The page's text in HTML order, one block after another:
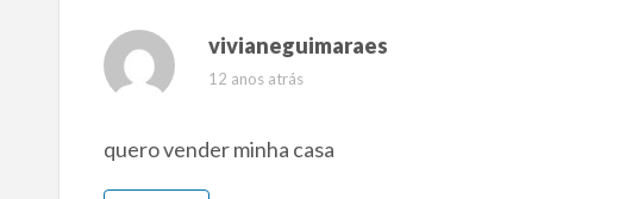
vivianeguimaraes
12 anos atrás
quero vender minha casa